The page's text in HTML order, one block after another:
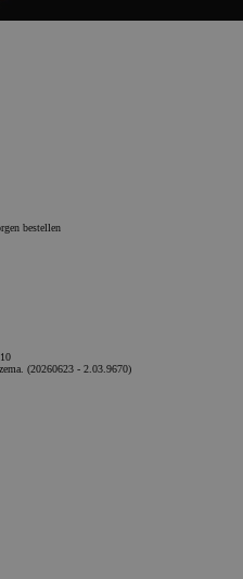
bestellen
(20260623 - 2.03.9670)